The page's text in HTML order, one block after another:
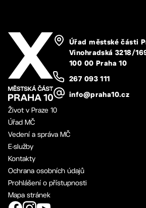
Úřad městské části
Vinohradská 3218/
100 00 Praha 10
267 093 111
info@praha10.cz
Život v Praze 10
Úřad MČ
Vedení a správa MČ
E-služby
Kontakty
Ochrana osobních údajů
Prohlášení o přístupnosti
Mapa stránek